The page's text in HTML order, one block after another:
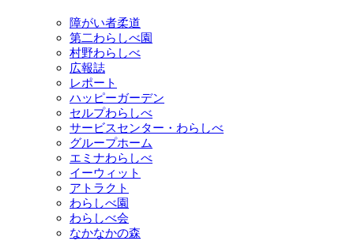
障がい者柔道
第二わらしべ園
村野わらしべ
広報誌
レポート
ハッピーガーデン
セルプわらしべ
サービスセンター・わらしべ
グループホーム
エミナわらしべ
イーウィット
アトラクト
わらしべ園
わらしべ会
なかなかの森